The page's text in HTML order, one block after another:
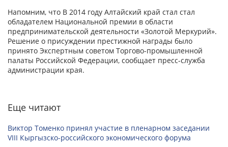
Напомним, что В 2014 году Алтайский край стал стал
обладателем Национальной премии в области
предпринимательской деятельности «Золотой Меркурий».
Решение о присуждении престижной награды было
принято Экспертным советом Торгово-промышленной
палаты Российской Федерации, сообщает пресс-служба
администрации края.
Еще читают
Виктор Томенко принял участие в пленарном заседании
VIII Кыргызско-российского экономического форума